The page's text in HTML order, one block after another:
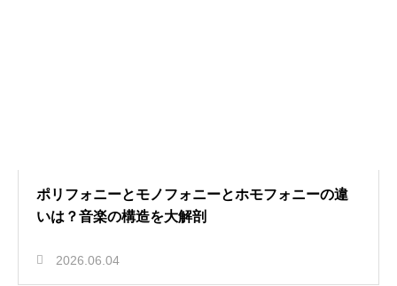
ポリフォニーとモノフォニーとホモフォニーの違
いは？音楽の構造を大解剖
2026.06.04